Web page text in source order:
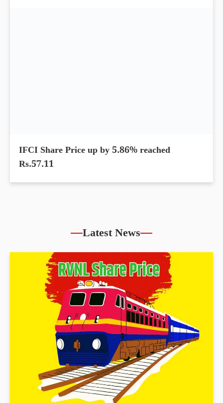
IFCI Share Price up by 5.86% reached
Rs.57.11
Latest News